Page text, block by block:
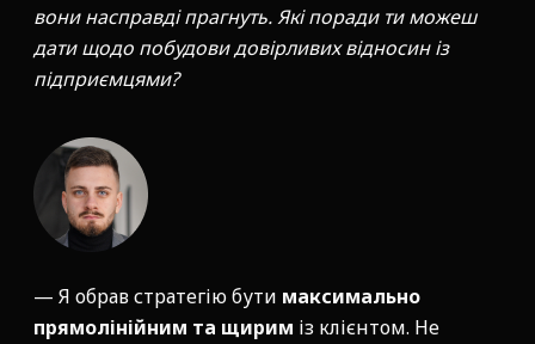
вони насправді прагнуть. Які поради ти можеш
дати щодо побудови довірливих відносин із
підприємцями?
— Я обрав стратегію бути максимально
прямолінійним та щирим із клієнтом. Не